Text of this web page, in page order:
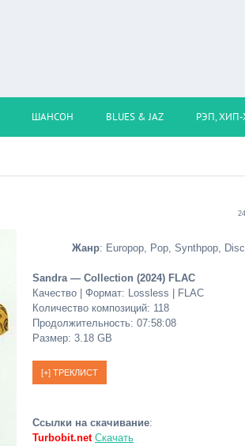
ШАНСОН BLUES & JAZ РЭП,
Жанр: Europop, Pop, Synthpop,
Sandra — Collection (2024) FLAC
Качество | Формат: Lossless | FLAC
Количество композиций: 118
Продолжительность: 07:58:08
Размер: 3.18 GB
Ссылки на скачивание:
Turbobit.net Скачать